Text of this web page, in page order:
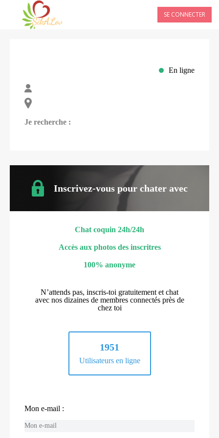
SE CONNECTER
En ligne
Je recherche :
Inscrivez-vous pour chater avec
Chat coquin 24h/24h
Accès aux photos des inscritres
100% anonyme
N’attends pas, inscris-toi gratuitement et chat
avec nos dizaines de membres connectés près de
chez toi
1951
Utilisateurs en ligne
Mon e-mail :